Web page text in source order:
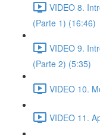
VIDEO 8.
(Parte 1) (16:46)
VIDEO 9.
(Parte 2) (5:35)
VIDEO 10.
VIDEO 11.